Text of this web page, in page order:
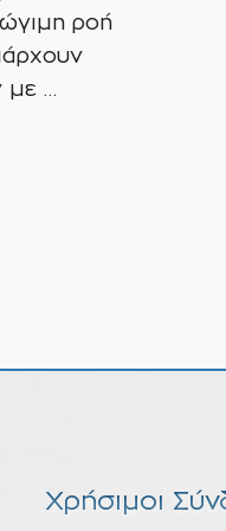
ροή
με …
Χρήσιμοι